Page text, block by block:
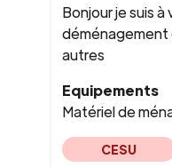
Bonjour je suis
autres
Equipements
Matériel de
CESU